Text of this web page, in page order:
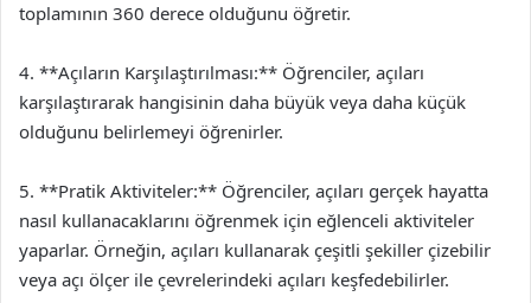
toplamının 360 derece olduğunu öğretir.
4. **Açıların Karşılaştırılması:** Öğrenciler, açıları
karşılaştırarak hangisinin daha büyük veya daha küçük
olduğunu belirlemeyi öğrenirler.
5. **Pratik Aktiviteler:** Öğrenciler, açıları gerçek hayatta
nasıl kullanacaklarını öğrenmek için eğlenceli aktiviteler
yaparlar. Örneğin, açıları kullanarak çeşitli şekiller çizebilir
veya açı ölçer ile çevrelerindeki açıları keşfedebilirler.